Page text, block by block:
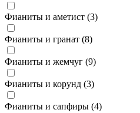
Фианиты и аметист (3)
Фианиты и гранат (8)
Фианиты и жемчуг (9)
Фианиты и корунд (3)
Фианиты и сапфиры (4)